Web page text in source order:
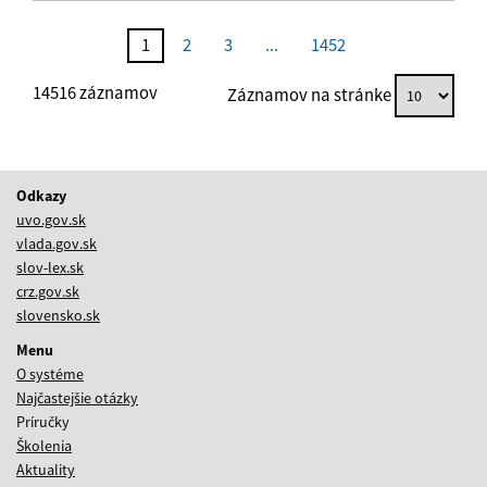
Nenašli sa žiadne záznamy vyhovujúce zadaným vyhľadávacím kritériám.
14516záznamov
1 2 3 ... 1452
Záznamov na stránke
Odkazy
uvo.gov.sk
vlada.gov.sk
slov-lex.sk
crz.gov.sk
slovensko.sk
Menu
O systéme
Najčastejšie otázky
Príručky
Školenia
Aktuality